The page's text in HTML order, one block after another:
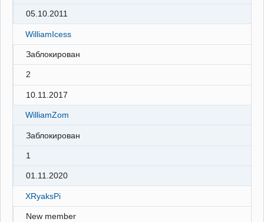
05.10.2011
WilliamIcess
Заблокирован
2
10.11.2017
WilliamZom
Заблокирован
1
01.11.2020
XRyaksPi
New member